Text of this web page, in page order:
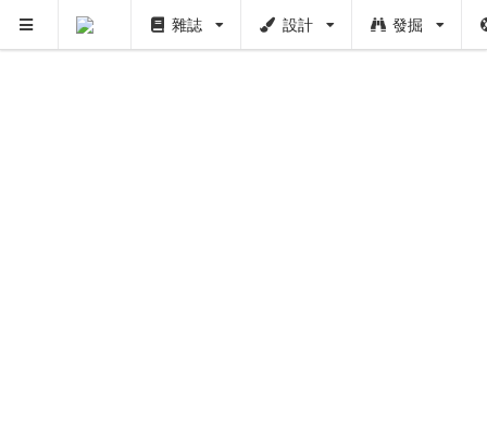
雜誌 設計 發掘